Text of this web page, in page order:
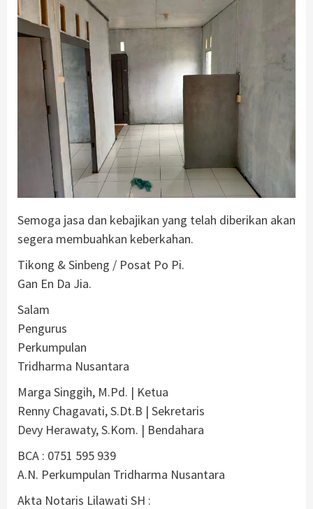
Semoga jasa dan kebajikan yang telah diberikan akan
segera membuahkan keberkahan.
Tikong & Sinbeng / Posat Po Pi.
Gan En Da Jia.
Salam
Pengurus
Perkumpulan
Tridharma Nusantara
Marga Singgih, M.Pd. | Ketua
Renny Chagavati, S.Dt.B | Sekretaris
Devy Herawaty, S.Kom. | Bendahara
BCA : 0751 595 939
A.N. Perkumpulan Tridharma Nusantara
Akta Notaris Lilawati SH :